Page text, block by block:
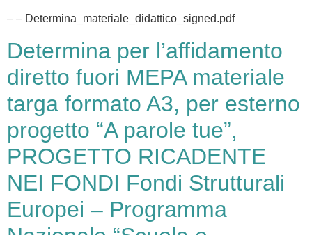
– – Determina_materiale_didattico_signed.pdf
Determina per l’affidamento
diretto fuori MEPA materiale
targa formato A3, per esterno
progetto “A parole tue”,
PROGETTO RICADENTE
NEI FONDI Fondi Strutturali
Europei – Programma